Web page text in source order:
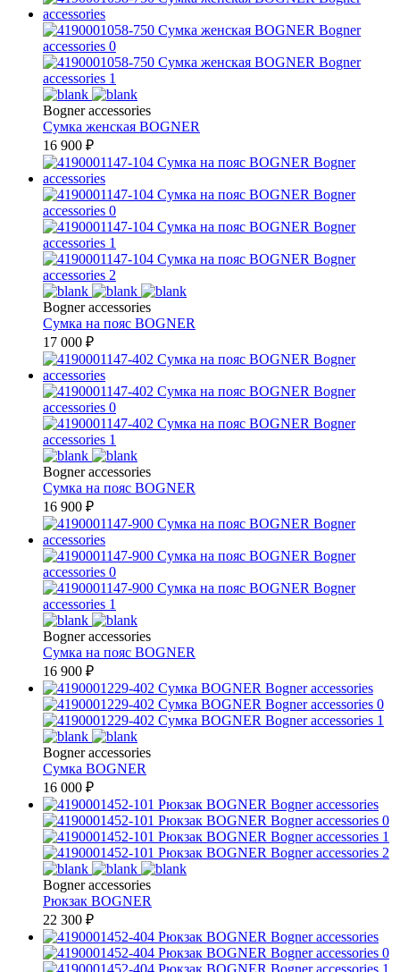
Bogner accessories
Сумка женская BOGNER
16 900 ₽
Bogner accessories
Сумка на пояс BOGNER
17 000 ₽
Bogner accessories
Сумка на пояс BOGNER
16 900 ₽
Bogner accessories
Сумка на пояс BOGNER
16 900 ₽
Bogner accessories
Сумка BOGNER
16 000 ₽
Bogner accessories
Рюкзак BOGNER
22 300 ₽